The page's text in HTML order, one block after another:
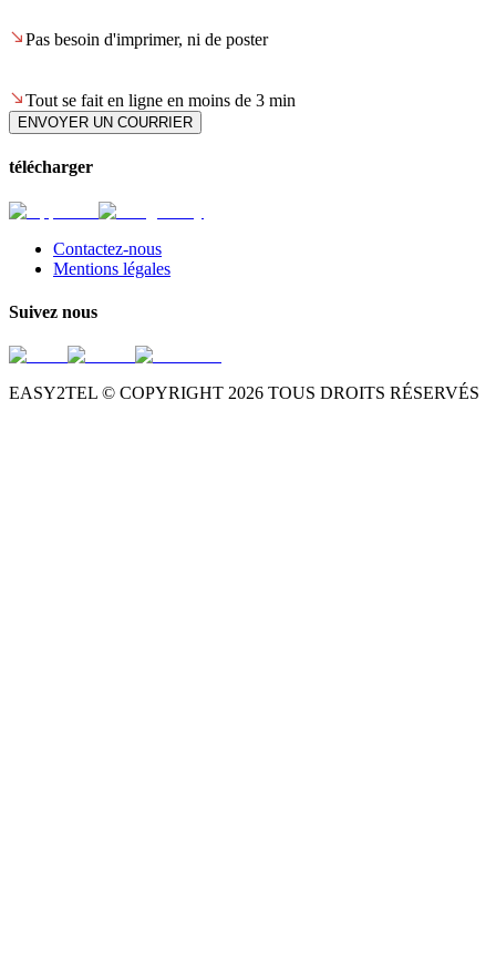
Pas besoin d'imprimer, ni de poster
Tout se fait en ligne en moins de 3 min
ENVOYER UN COURRIER
télécharger
Contactez-nous
Mentions légales
Suivez nous
EASY2TEL © COPYRIGHT 2026 TOUS DROITS RÉSERVÉS